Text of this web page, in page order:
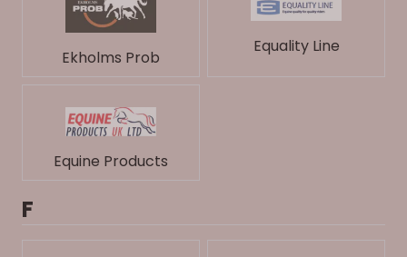
Ekholms Prob
Equality Line
Equine Products
F